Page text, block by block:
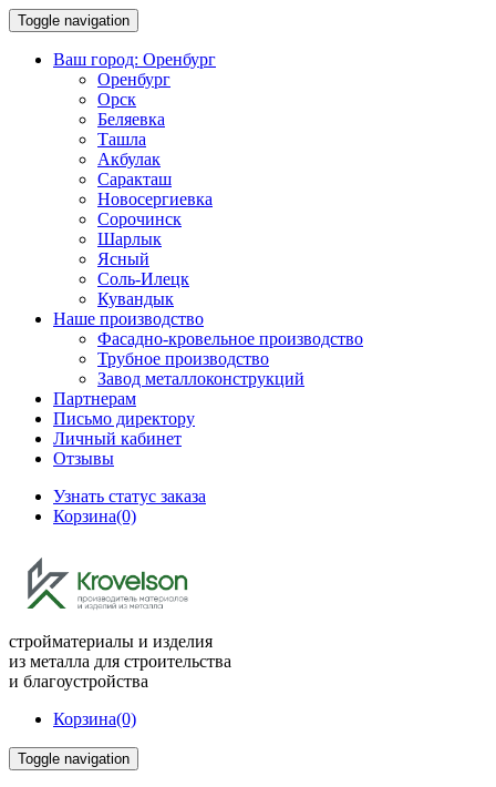
Toggle navigation
Ваш город: Оренбург
Оренбург
Орск
Беляевка
Ташла
Акбулак
Саракташ
Новосергиевка
Сорочинск
Шарлык
Ясный
Соль-Илецк
Кувандык
Наше производство
Фасадно-кровельное производство
Трубное производство
Завод металлоконструкций
Партнерам
Письмо директору
Личный кабинет
Отзывы
Узнать статус заказа
Корзина(0)
стройматериалы и изделия
из металла для строительства
и благоустройства
Корзина(0)
Toggle navigation